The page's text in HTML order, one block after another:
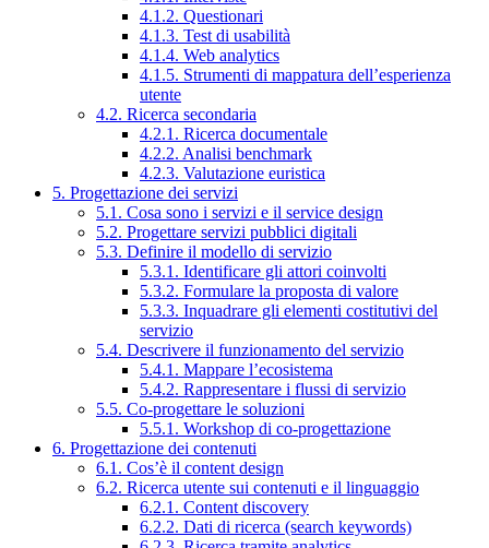
4.1.2. Questionari
4.1.3. Test di usabilità
4.1.4. Web analytics
4.1.5. Strumenti di mappatura dell’esperienza
utente
4.2. Ricerca secondaria
4.2.1. Ricerca documentale
4.2.2. Analisi benchmark
4.2.3. Valutazione euristica
5. Progettazione dei servizi
5.1. Cosa sono i servizi e il service design
5.2. Progettare servizi pubblici digitali
5.3. Definire il modello di servizio
5.3.1. Identificare gli attori coinvolti
5.3.2. Formulare la proposta di valore
5.3.3. Inquadrare gli elementi costitutivi del
servizio
5.4. Descrivere il funzionamento del servizio
5.4.1. Mappare l’ecosistema
5.4.2. Rappresentare i flussi di servizio
5.5. Co-progettare le soluzioni
5.5.1. Workshop di co-progettazione
6. Progettazione dei contenuti
6.1. Cos’è il content design
6.2. Ricerca utente sui contenuti e il linguaggio
6.2.1. Content discovery
6.2.2. Dati di ricerca (search keywords)